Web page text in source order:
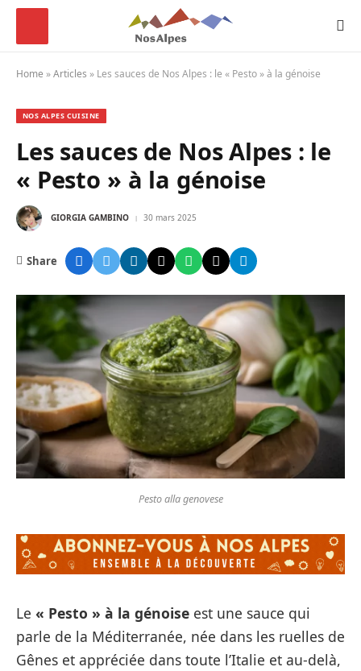
Home »Articles » Les sauces de Nos Alpes : le « Pesto » à la génoise
NOS ALPES CUISINE
Les sauces de Nos Alpes : le
« Pesto » à la génoise
GIORGIA GAMBINO 30 mars 2025
Share
Pesto alla genovese
Le « Pesto » à la génoise est une sauce qui
parle de la Méditerranée, née dans les ruelles de
Gênes et appréciée dans toute l’Italie et au-delà,